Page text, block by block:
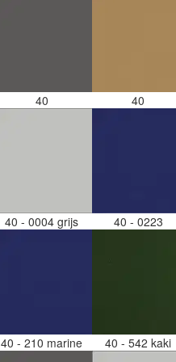
40 40
40 - 0004 grijs 40 - 0223
40 - 210 marine 40 - 542 kaki